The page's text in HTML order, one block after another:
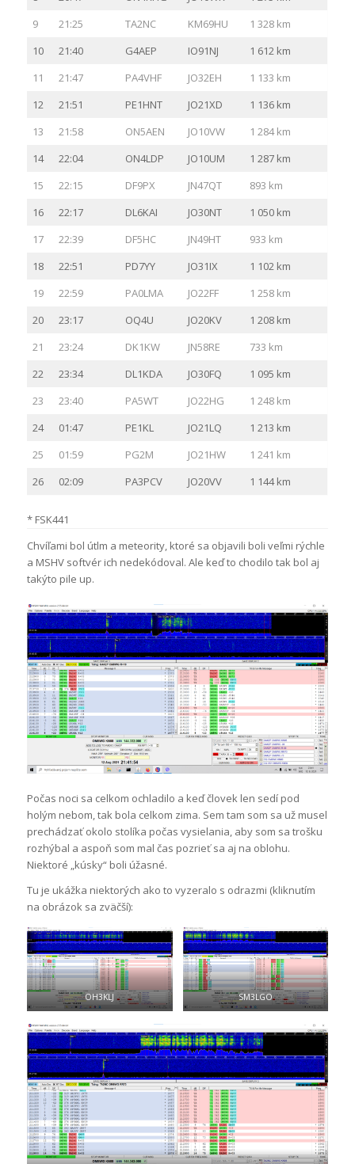
9
21:25 TA2NC KM69HU
1 328 km
10
21:40 G4AEP IO91NJ
1 612 km
11
21:47 PA4VHF JO32EH
1 133 km
12
21:51 PE1HNT JO21XD
1 136 km
13
21:58 ON5AEN JO10VW
1 284 km
14
22:04 ON4LDP JO10UM
1 287 km
15
22:15 DF9PX JN47QT
893 km
16
22:17 DL6KAI JO30NT
1 050 km
17
22:39 DF5HC JN49HT
933 km
18
22:51 PD7YY JO31IX
1 102 km
19
22:59 PA0LMA JO22FF
1 258 km
20
23:17 OQ4U JO20KV
1 208 km
21
23:24 DK1KW JN58RE
733 km
22
23:34 DL1KDA JO30FQ
1 095 km
23
23:40 PA5WT JO22HG
1 248 km
24
01:47 PE1KL JO21LQ
1 213 km
25
01:59 PG2M JO21HW
1 241 km
26
02:09 PA3PCV JO20VV 1 144 km
* FSK441
Chvíľami bol útlm a meteority, ktoré sa objavili boli veľmi rýchle
a MSHV softvér ich nedekódoval. Ale keď to chodilo tak bol aj
takýto pile up.
Počas noci sa celkom ochladilo a keď človek len sedí pod
holým nebom, tak bola celkom zima. Sem tam som sa už musel
prechádzať okolo stolíka počas vysielania, aby som sa trošku
rozhýbal a aspoň som mal čas pozrieť sa aj na oblohu.
Niektoré „kúsky“ boli úžasné.
Tu je ukážka niektorých ako to vyzeralo s odrazmi (kliknutím
na obrázok sa zväčší):
OH3KLJ SM3LGO